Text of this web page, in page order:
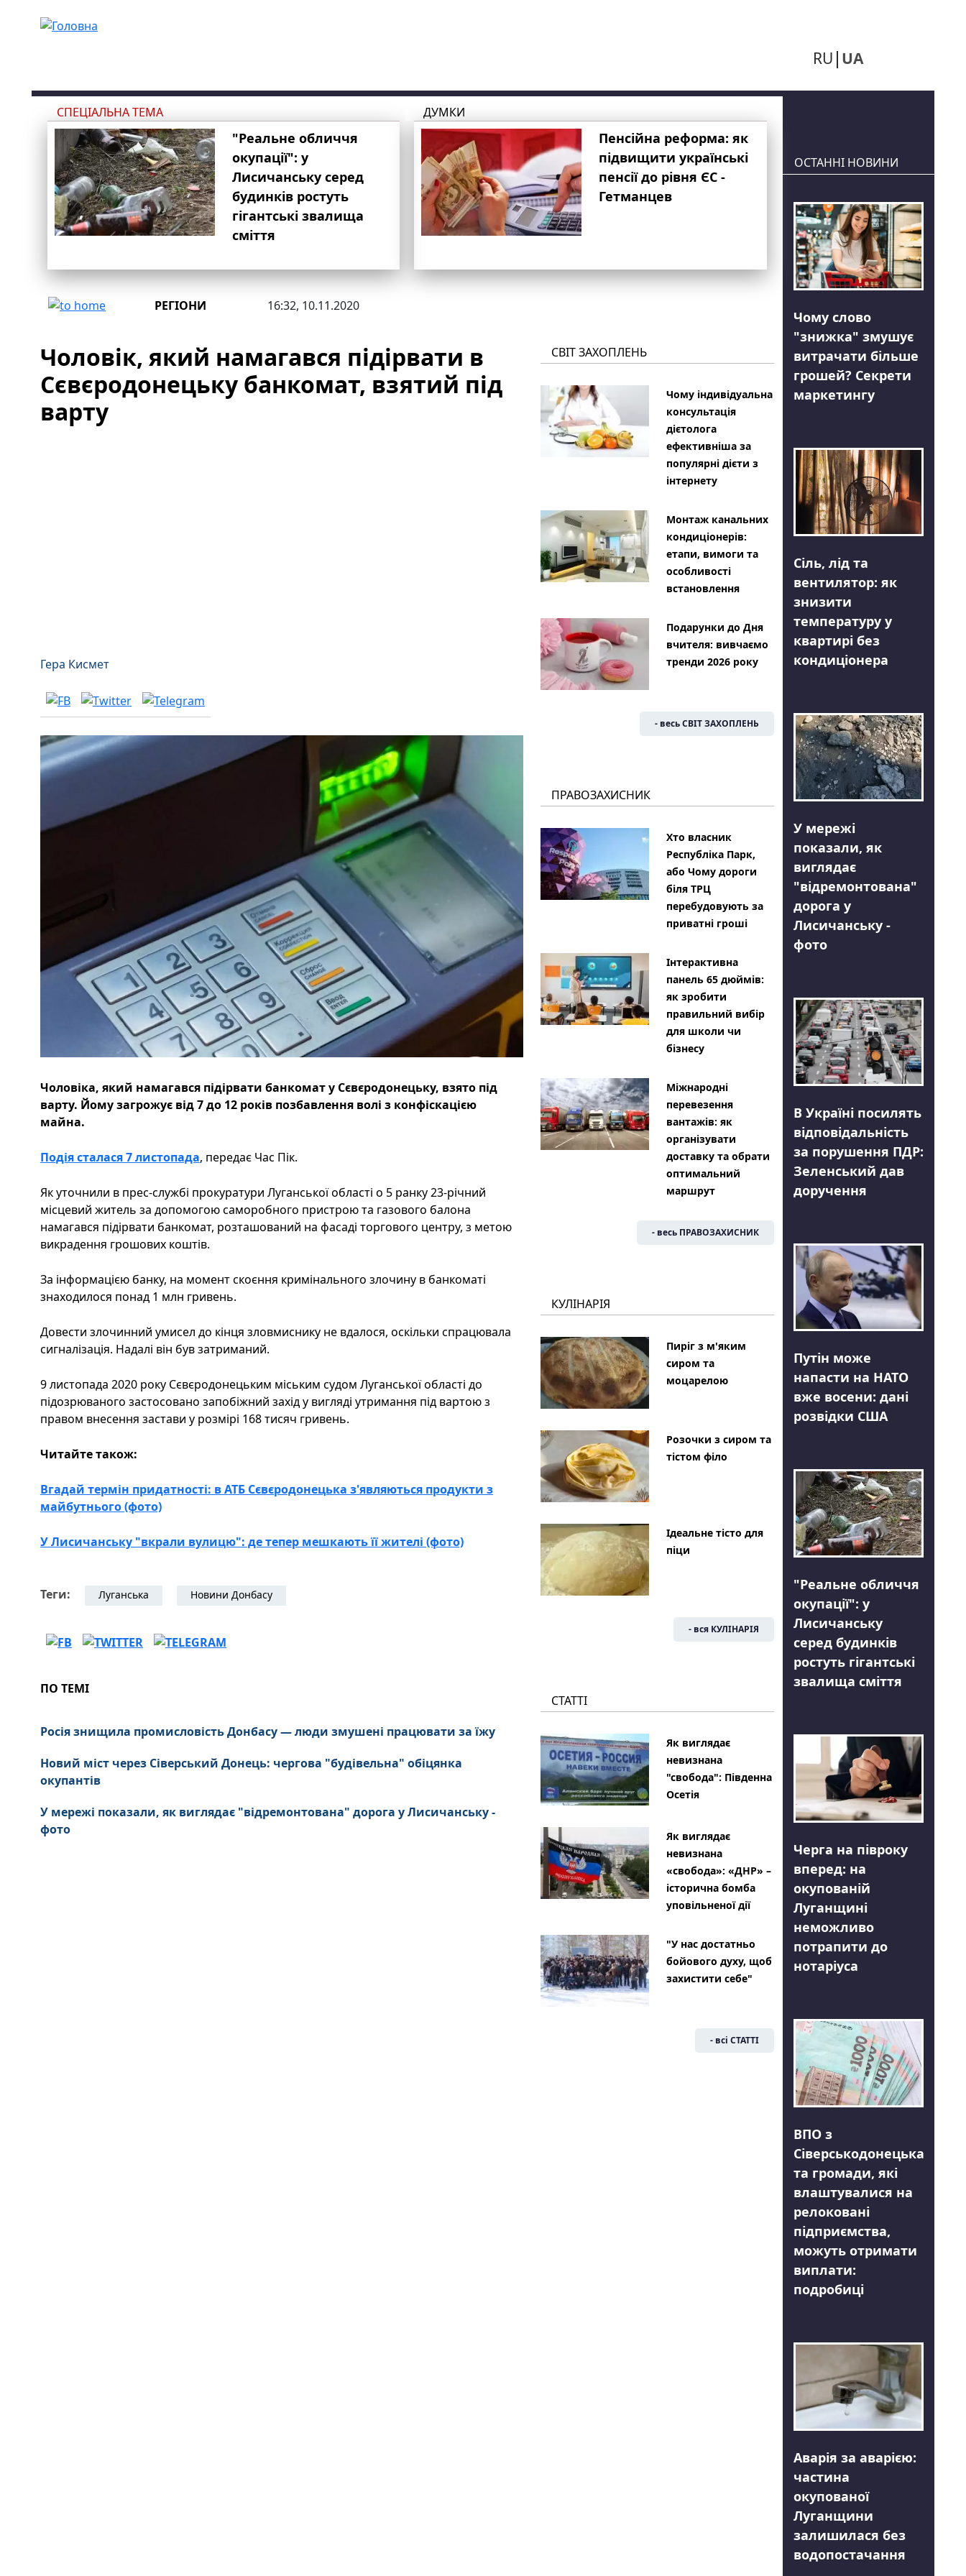
RU UA
СПЕЦІАЛЬНА ТЕМА
"Реальне обличчя
окупації": у
Лисичанську серед
будинків ростуть
гігантські звалища
сміття
ДУМКИ
Пенсійна реформа: як
підвищити українські
пенсії до рівня ЄС -
Гетманцев
РЕГІОНИ 16:32, 10.11.2020
Чоловік, який намагався підірвати в
Сєвєродонецьку банкомат, взятий під
варту
Гера Кисмет
Чоловіка, який намагався підірвати банкомат у Сєвєродонецьку, взято під
варту. Йому загрожує від 7 до 12 років позбавлення волі з конфіскацією
майна.
Подія сталася 7 листопада, передає Час Пік.
Як уточнили в прес-службі прокуратури Луганської області о 5 ранку 23-річний
місцевий житель за допомогою саморобного пристрою та газового балона
намагався підірвати банкомат, розташований на фасаді торгового центру, з метою
викрадення грошових коштів.
За інформацією банку, на момент скоєння кримінального злочину в банкоматі
знаходилося понад 1 млн гривень.
Довести злочинний умисел до кінця зловмиснику не вдалося, оскільки спрацювала
сигналізація. Надалі він був затриманий.
9 листопада 2020 року Сєвєродонецьким міським судом Луганської області до
підозрюваного застосовано запобіжний захід у вигляді утримання під вартою з
правом внесення застави у розмірі 168 тисяч гривень.
Читайте також:
Вгадай термін придатності: в АТБ Сєвєродонецька з'являються продукти з
майбутнього (фото)
У Лисичанську "вкрали вулицю": де тепер мешкають її жителі (фото)
Теги: Луганська Новини Донбасу
ПО ТЕМІ
Росія знищила промисловість Донбасу — люди змушені працювати за їжу
Новий міст через Сіверський Донець: чергова "будівельна" обіцянка
окупантів
У мережі показали, як виглядає "відремонтована" дорога у Лисичанську -
фото
СВІТ ЗАХОПЛЕНЬ
Чому індивідуальна
консультація
дієтолога
ефективніша за
популярні дієти з
інтернету
Монтаж канальних
кондиціонерів:
етапи, вимоги та
особливості
встановлення
Подарунки до Дня
вчителя: вивчаємо
тренди 2026 року
- весь СВІТ ЗАХОПЛЕНЬ
ПРАВОЗАХИСНИК
Хто власник
Республіка Парк,
або Чому дороги
біля ТРЦ
перебудовують за
приватні гроші
Інтерактивна
панель 65 дюймів:
як зробити
правильний вибір
для школи чи
бізнесу
Міжнародні
перевезення
вантажів: як
організувати
доставку та обрати
оптимальний
маршрут
- весь ПРАВОЗАХИСНИК
КУЛІНАРІЯ
Пиріг з м'яким
сиром та
моцарелою
Розочки з сиром та
тістом філо
Ідеальне тісто для
піци
- вся КУЛІНАРІЯ
СТАТТІ
Як виглядає
невизнана
"свобода": Південна
Осетія
Як виглядає
невизнана
«свобода»: «ДНР» –
історична бомба
уповільненої дії
"У нас достатньо
бойового духу, щоб
захистити себе"
- всі СТАТТІ
ОСТАННІ НОВИНИ
Чому слово
"знижка" змушує
витрачати більше
грошей? Секрети
маркетингу
Сіль, лід та
вентилятор: як
знизити
температуру у
квартирі без
кондиціонера
У мережі
показали, як
виглядає
"відремонтована"
дорога у
Лисичанську -
фото
В Україні посилять
відповідальність
за порушення ПДР:
Зеленський дав
доручення
Путін може
напасти на НАТО
вже восени: дані
розвідки США
"Реальне обличчя
окупації": у
Лисичанську
серед будинків
ростуть гігантські
звалища сміття
Черга на півроку
вперед: на
окупованій
Луганщині
неможливо
потрапити до
нотаріуса
ВПО з
Сіверськодонецька
та громади, які
влаштувалися на
релоковані
підприємства,
можуть отримати
виплати:
подробиці
Аварія за аварією:
частина
окупованої
Луганщини
залишилася без
водопостачання